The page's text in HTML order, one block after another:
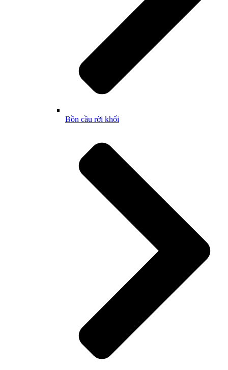
Bồn cầu rời khối